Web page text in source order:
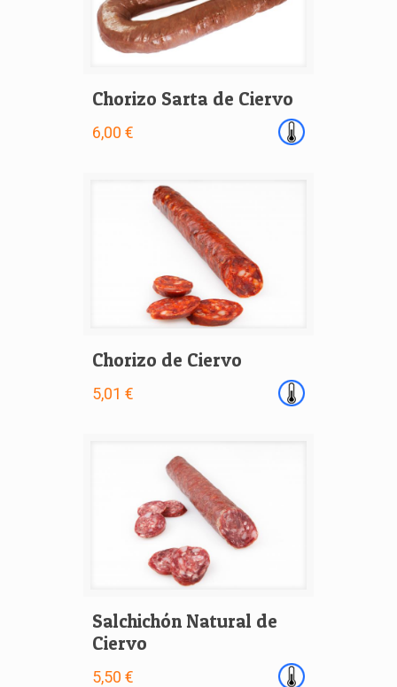
Chorizo Sarta de Ciervo
6,00 €
Chorizo de Ciervo
5,01 €
Salchichón Natural de
Ciervo
5,50 €